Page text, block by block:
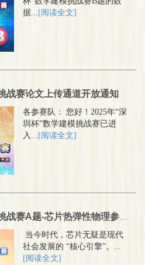
据...
[阅读全文]
战赛论文上传通道开放通知
各参赛队： 您好！2025年“深
圳杯”数学建模挑战赛已进
入...
[阅读全文]
2025年“深圳杯”数学建模挑战赛A题-芯片热弹性物理参数估计
当今时代，芯片无疑是现代
社会发展的 “核心引擎”。...
[阅读全文]